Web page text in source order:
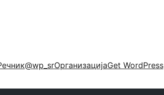
@wp_srОрганизацијаGet WordPress